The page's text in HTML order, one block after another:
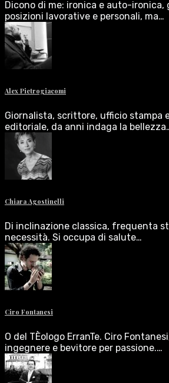
Dicono di me: ironica e auto-ironica,
posizioni lavorative e personali, ma…
Alex Pietrogiacomi
Giornalista, scrittore, ufficio stampa
editoriale, da anni indaga la
Chiara Agostinelli
Di inclinazione classica, frequenta
necessità. Si occupa di salute…
Ciro Fontanesi
O del TÈologo ErranTe. Ciro
ingegnere e bevitore per passione.…